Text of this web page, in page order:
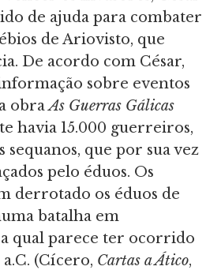
de ajuda para combater
de Ariovisto, que
De acordo com César,
sobre eventos
obraAs Guerras Gálicas
havia 15.000 guerreiros,
sequanos, que por sua vez
pelo éduos. Os
derrotado os éduos de
batalha em
qual parece ter ocorrido
(Cícero, Cartas a Ático,